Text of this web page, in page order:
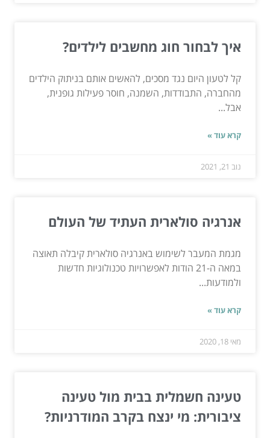
איך לבחור חוג מחשבים לילדים?
קל לטעון היום נגד מסכים, להאשים אותם בניתוק הילדים
מהחברה, התבודדות, השמנה, חוסר פעילות גופנית,
אבל...
קרא עוד »
נוב 21, 2021
אנרגיה סולארית העתיד של העולם
מגמת המעבר לשימוש באנרגיה סולארית קיבלה תאוצה
במאה ה-21 הודות לאפשרויות טכנולוגיות חדשות
ולמודעות...
קרא עוד »
מאי 18, 2020
טעינה חשמלית בבית מול טעינה
ציבורית: מי ינצח בקרב המודרניות?